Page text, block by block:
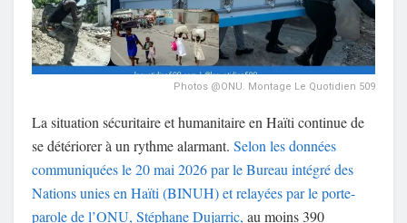
Photos @ONU. Montage Le Quotidien 509
La situation sécuritaire et humanitaire en Haïti continue de
se détériorer à un rythme alarmant. Selon les données
communiquées le 20 mai 2026 par le Bureau intégré des
Nations unies en Haïti (BINUH) et relayées par le porte-
parole de l’ONU, Stéphane Dujarric, au moins 390